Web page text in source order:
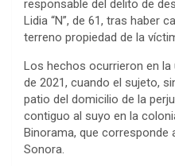
responsable del delito de
Lidia “N”, de 61, tras haber
terreno propiedad de la
Los hechos ocurrieron en
de 2021, cuando el sujeto,
patio del domicilio de la
contiguo al suyo en la
Binorama, que corresponde
Sonora.